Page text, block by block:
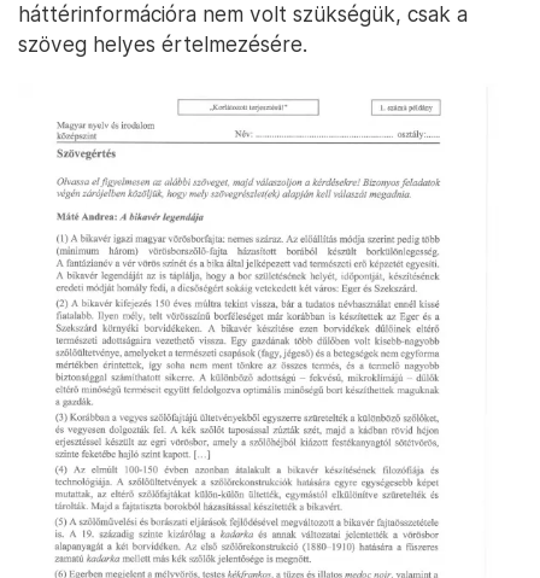
háttérinformációra nem volt szükségük, csak a
szöveg helyes értelmezésére.